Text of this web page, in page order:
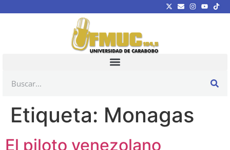
Etiqueta: Monagas
El piloto venezolano